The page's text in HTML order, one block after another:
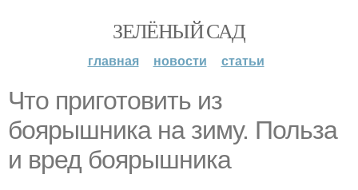
ЗЕЛЁНЫЙ САД
главная новости статьи
Что приготовить из
боярышника на зиму. Польза
и вред боярышника